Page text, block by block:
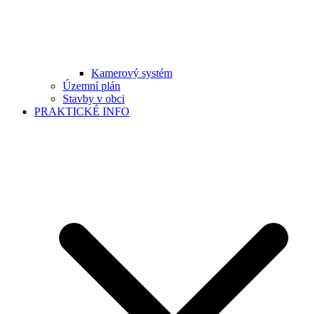
Kamerový systém
Územní plán
Stavby v obci
PRAKTICKÉ INFO